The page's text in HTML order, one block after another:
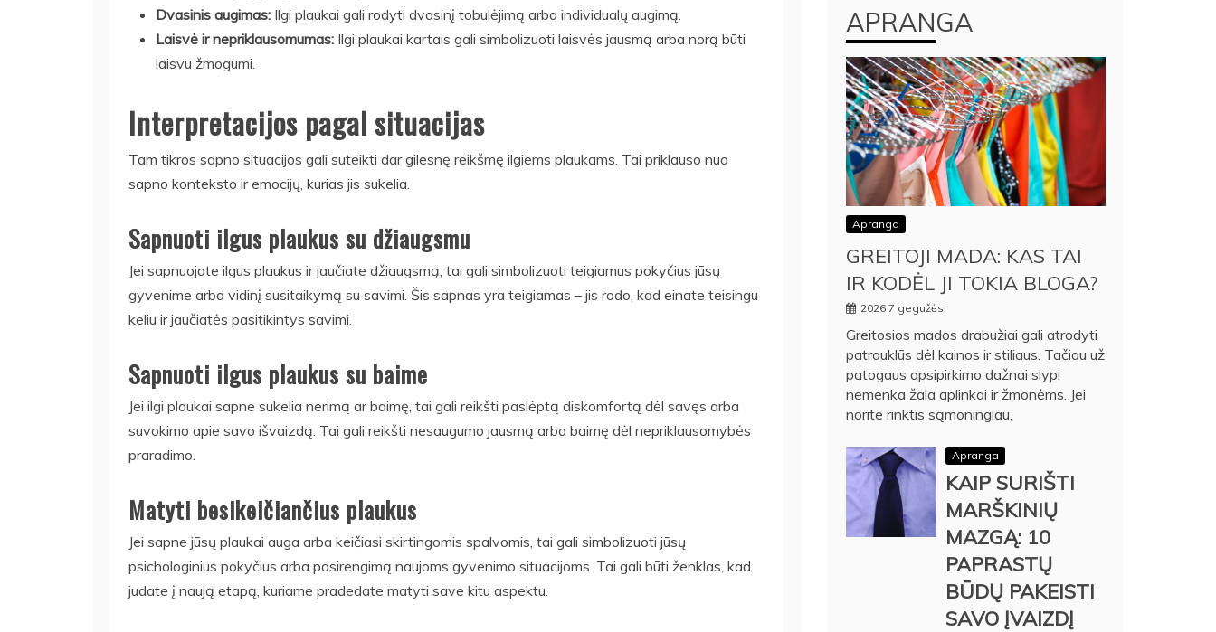
Dvasinis augimas: Ilgi plaukai gali rodyti dvasinį tobulėjimą arba individualų augimą.
Laisvė ir nepriklausomumas: Ilgi plaukai kartais gali simbolizuoti laisvės jausmą arba norą būti
laisvu žmogumi.
Interpretacijos pagal situacijas
Tam tikros sapno situacijos gali suteikti dar gilesnę reikšmę ilgiems plaukams. Tai priklauso nuo
sapno konteksto ir emocijų, kurias jis sukelia.
Sapnuoti ilgus plaukus su džiaugsmu
Jei sapnuojate ilgus plaukus ir jaučiate džiaugsmą, tai gali simbolizuoti teigiamus pokyčius jūsų
gyvenime arba vidinį susitaikymą su savimi. Šis sapnas yra teigiamas – jis rodo, kad einate teisingu
keliu ir jaučiatės pasitikintys savimi.
Sapnuoti ilgus plaukus su baime
Jei ilgi plaukai sapne sukelia nerimą ar baimę, tai gali reikšti paslėptą diskomfortą dėl savęs arba
suvokimo apie savo išvaizdą. Tai gali reikšti nesaugumo jausmą arba baimę dėl nepriklausomybės
praradimo.
Matyti besikeičiančius plaukus
Jei sapne jūsų plaukai auga arba keičiasi skirtingomis spalvomis, tai gali simbolizuoti jūsų
psichologinius pokyčius arba pasirengimą naujoms gyvenimo situacijoms. Tai gali būti ženklas, kad
judate į naują etapą, kuriame pradedate matyti save kitu aspektu.
APRANGA
Apranga
GREITOJI MADA: KAS TAI
IR KODĖL JI TOKIA BLOGA?
2026 7 gegužės
Greitosios mados drabužiai gali atrodyti
patrauklūs dėl kainos ir stiliaus. Tačiau už
patogaus apsipirkimo dažnai slypi
nemenka žala aplinkai ir žmonėms. Jei
norite rinktis sąmoningiau,
Apranga
KAIP SURIŠTI
MARŠKINIŲ
MAZGĄ: 10
PAPRASTŲ
BŪDŲ PAKEISTI
SAVO ĮVAIZDĮ